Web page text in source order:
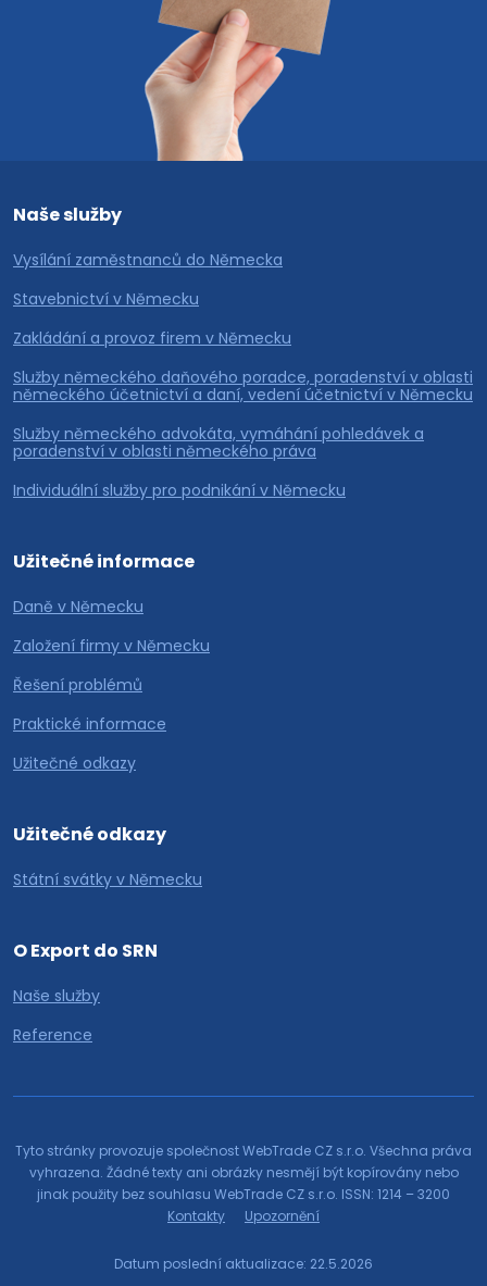
Naše služby
Vysílání zaměstnanců do Německa
Stavebnictví v Německu
Zakládání a provoz firem v Německu
Služby německého daňového poradce, poradenství v oblasti
německého účetnictví a daní, vedení účetnictví v Německu
Služby německého advokáta, vymáhání pohledávek a
poradenství v oblasti německého práva
Individuální služby pro podnikání v Německu
Užitečné informace
Daně v Německu
Založení firmy v Německu
Řešení problémů
Praktické informace
Užitečné odkazy
Užitečné odkazy
Státní svátky v Německu
O Export do SRN
Naše služby
Reference
Tyto stránky provozuje společnost WebTrade CZ s.r.o. Všechna práva
vyhrazena. Žádné texty ani obrázky nesmějí být kopírovány nebo
jinak použity bez souhlasu WebTrade CZ s.r.o. ISSN: 1214 – 3200
Kontakty
Upozornění
Datum poslední aktualizace: 22.5.2026